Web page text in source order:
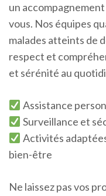
un
vous. Nos équipes
malades atteints de
respect et
et sérénité au
Assistance
Surveillance et
Activités
bien-être
Ne laissez pas vos